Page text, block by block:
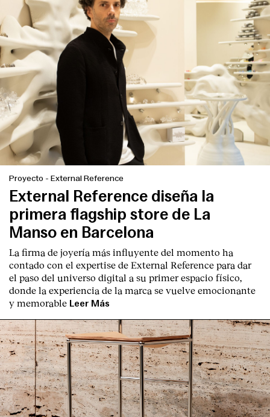
Proyecto - External Reference
External Reference diseña la
primera flagship store de La
Manso en Barcelona
La firma de joyería más influyente del momento ha
contado con el expertise de External Reference para dar
el paso del universo digital a su primer espacio físico,
donde la experiencia de la marca se vuelve emocionante
y memorable Leer Más